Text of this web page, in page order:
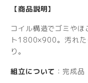
【商品説明】
コイル構造でゴミや
ト1800×900。汚れた
り。
組立について ：完成品